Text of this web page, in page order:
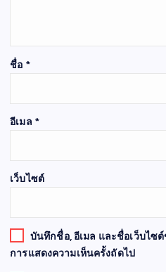
ชื่อ *
อีเมล *
เว็บไซต์
บันทึกชื่อ, อีเมล และชื่อเว็บไซ
การแสดงความเห็นครั้งถัดไป